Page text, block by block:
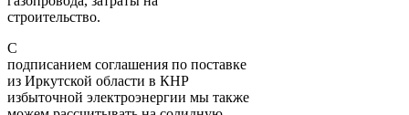
строительство.
С
подписанием соглашения по поставке
из Иркутской области в КНР
избыточной электроэнергии мы также